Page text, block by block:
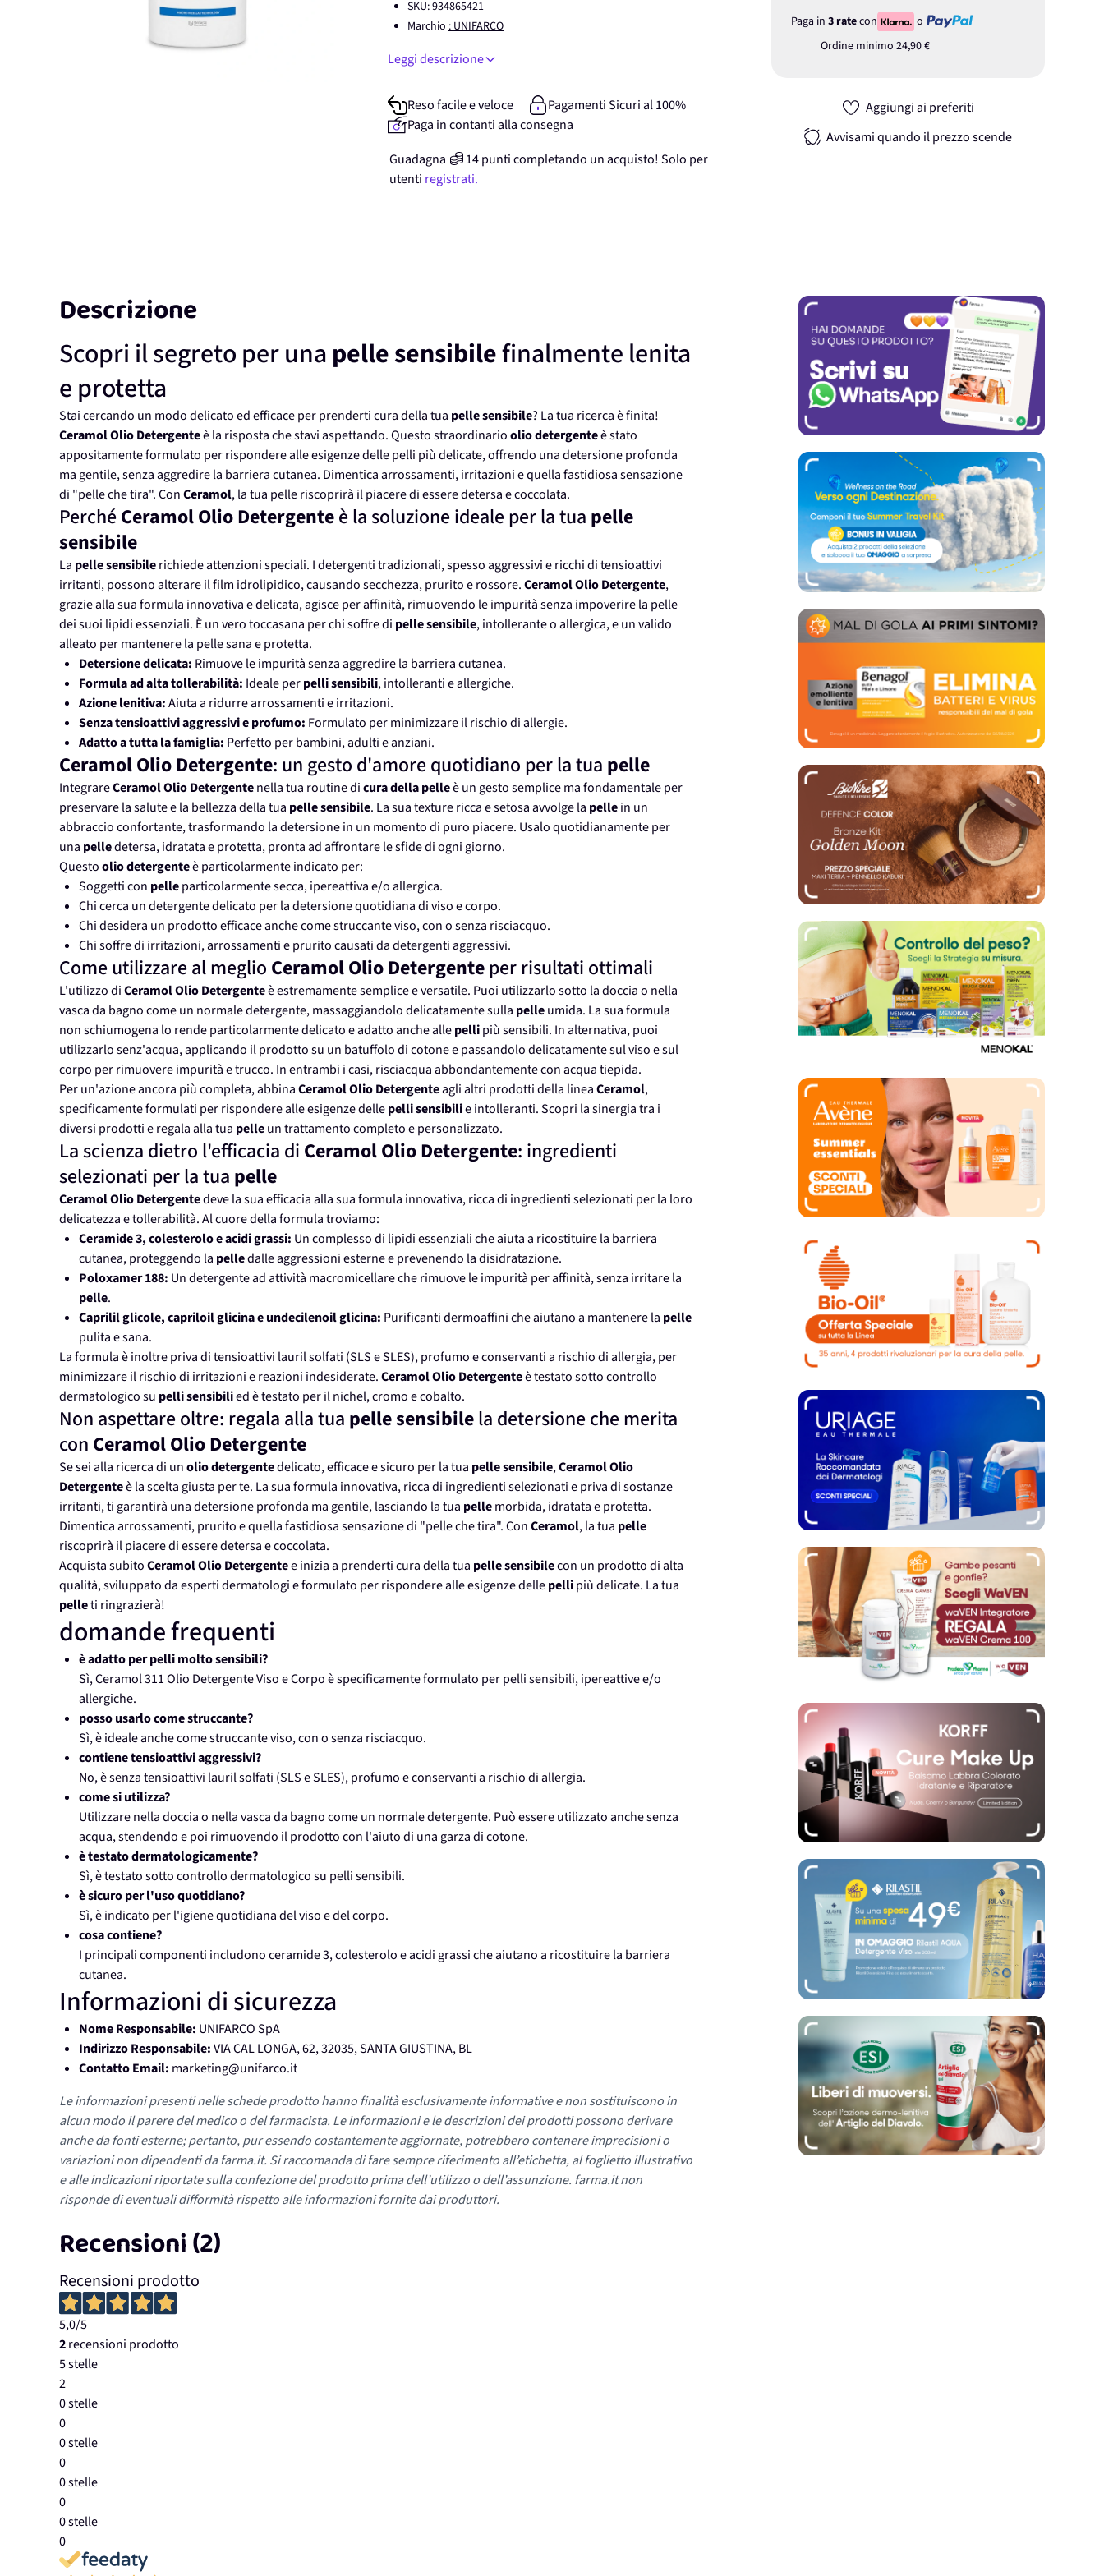
Paga in 3 ratecon
o
Ordine minimo 24,90 €
Aggiungi ai preferiti
Avvisami quando il prezzo scende
SKU:934865421
Marchio : UNIFARCO
Leggi descrizione
Reso facile e veloce
Pagamenti Sicuri al 100%
Paga in contanti alla consegna
Guadagna
14punticompletando un acquisto! Solo per
utenti registrati.
Descrizione
Scopri il segreto per unapelle sensibilefinalmente lenita
e protetta
Stai cercando un modo delicato ed efficace per prenderti cura della tua pelle sensibile? La tua ricerca è finita!
Ceramol Olio Detergenteè la risposta che stavi aspettando. Questo straordinarioolio detergenteè stato
appositamente formulato per rispondere alle esigenze delle pelli più delicate, offrendo una detersione profonda
ma gentile, senza aggredire la barriera cutanea. Dimentica arrossamenti, irritazioni e quella fastidiosa sensazione
di "pelle che tira". ConCeramol, la tua pelle riscoprirà il piacere di essere detersa e coccolata.
PerchéCeramol Olio Detergenteè la soluzione ideale per la tua pelle
sensibile
La pelle sensibilerichiede attenzioni speciali. I detergenti tradizionali, spesso aggressivi e ricchi di tensioattivi
irritanti, possono alterare il film idrolipidico, causando secchezza, prurito e rossore.Ceramol Olio Detergente,
grazie alla sua formula innovativa e delicata, agisce per affinità, rimuovendo le impurità senza impoverire la pelle
dei suoi lipidi essenziali. È un vero toccasana per chi soffre di pelle sensibile, intollerante o allergica, e un valido
alleato per mantenere la pelle sana e protetta.
Detersione delicata: Rimuove le impurità senza aggredire la barriera cutanea.
Formula ad alta tollerabilità: Ideale perpelli sensibili, intolleranti e allergiche.
Azione lenitiva:Aiuta a ridurre arrossamenti e irritazioni.
Senza tensioattivi aggressivi e profumo: Formulato per minimizzare il rischio di allergie.
Adatto a tutta la famiglia: Perfetto per bambini, adulti e anziani.
Ceramol Olio Detergente: un gesto d'amore quotidiano per la tua pelle
IntegrareCeramol Olio Detergentenella tua routine dicura della pelleè un gesto semplice ma fondamentale per
preservare la salute e la bellezza della tua pelle sensibile. La sua texture ricca e setosa avvolge la pellein un
abbraccio confortante, trasformando la detersione in un momento di puro piacere. Usalo quotidianamente per
una pelledetersa, idratata e protetta, pronta ad affrontare le sfide di ogni giorno.
Questoolio detergenteè particolarmente indicato per:
Soggetti con pelleparticolarmente secca, ipereattiva e/o allergica.
Chi cerca un detergente delicato per la detersione quotidiana di viso e corpo.
Chi desidera un prodotto efficace anche come struccante viso, con o senza risciacquo.
Chi soffre di irritazioni, arrossamenti e prurito causati da detergenti aggressivi.
Come utilizzare al meglio Ceramol Olio Detergenteper risultati ottimali
L'utilizzo diCeramol Olio Detergenteè estremamente semplice e versatile. Puoi utilizzarlo sotto la doccia o nella
vasca da bagno come un normale detergente, massaggiandolo delicatamente sulla pelleumida. La sua formula
non schiumogena lo rende particolarmente delicato e adatto anche allepellipiù sensibili. In alternativa, puoi
utilizzarlo senz'acqua, applicando il prodotto su un batuffolo di cotone e passandolo delicatamente sul viso e sul
corpo per rimuovere impurità e trucco. In entrambi i casi, risciacqua abbondantemente con acqua tiepida.
Per un'azione ancora più completa, abbinaCeramol Olio Detergenteagli altri prodotti della lineaCeramol,
specificamente formulati per rispondere alle esigenze dellepelli sensibilie intolleranti. Scopri la sinergia tra i
diversi prodotti e regala alla tua pelleun trattamento completo e personalizzato.
La scienza dietro l'efficacia di Ceramol Olio Detergente: ingredienti
selezionati per la tua pelle
Ceramol Olio Detergentedeve la sua efficacia alla sua formula innovativa, ricca di ingredienti selezionati per la loro
delicatezza e tollerabilità. Al cuore della formula troviamo:
Ceramide 3, colesterolo e acidi grassi: Un complesso di lipidi essenziali che aiuta a ricostituire la barriera
cutanea, proteggendo la pelledalle aggressioni esterne e prevenendo la disidratazione.
Poloxamer 188: Un detergente ad attività macromicellare che rimuove le impurità per affinità, senza irritare la
pelle.
Caprilil glicole, capriloil glicina e undecilenoil glicina: Purificanti dermoaffini che aiutano a mantenere la pelle
pulita e sana.
La formula è inoltre priva di tensioattivi lauril solfati (SLS e SLES), profumo e conservanti a rischio di allergia, per
minimizzare il rischio di irritazioni e reazioni indesiderate.Ceramol Olio Detergenteè testato sotto controllo
dermatologico su pelli sensibilied è testato per il nichel, cromo e cobalto.
Non aspettare oltre: regala alla tua pelle sensibilela detersione che merita
con Ceramol Olio Detergente
Se sei alla ricerca di unolio detergentedelicato, efficace e sicuro per la tua pelle sensibile,Ceramol Olio
Detergenteè la scelta giusta per te. La sua formula innovativa, ricca di ingredienti selezionati e priva di sostanze
irritanti, ti garantirà una detersione profonda ma gentile, lasciando la tua pellemorbida, idratata e protetta.
Dimentica arrossamenti, prurito e quella fastidiosa sensazione di "pelle che tira". ConCeramol, la tua pelle
riscoprirà il piacere di essere detersa e coccolata.
Acquista subitoCeramol Olio Detergentee inizia a prenderti cura della tua pelle sensibilecon un prodotto di alta
qualità, sviluppato da esperti dermatologi e formulato per rispondere alle esigenze dellepellipiù delicate. La tua
pelleti ringrazierà!
domande frequenti
è adatto per pelli molto sensibili?
Sì, Ceramol 311 Olio Detergente Viso e Corpo è specificamente formulato per pelli sensibili, ipereattive e/o
allergiche.
posso usarlo come struccante?
Sì, è ideale anche come struccante viso, con o senza risciacquo.
contiene tensioattivi aggressivi?
No, è senza tensioattivi lauril solfati (SLS e SLES), profumo e conservanti a rischio di allergia.
come si utilizza?
Utilizzare nella doccia o nella vasca da bagno come un normale detergente. Può essere utilizzato anche senza
acqua, stendendo e poi rimuovendo il prodotto con l'aiuto di una garza di cotone.
è testato dermatologicamente?
Sì, è testato sotto controllo dermatologico su pelli sensibili.
è sicuro per l'uso quotidiano?
Sì, è indicato per l'igiene quotidiana del viso e del corpo.
cosa contiene?
I principali componenti includono ceramide 3, colesterolo e acidi grassi che aiutano a ricostituire la barriera
cutanea.
Informazioni di sicurezza
Nome Responsabile: UNIFARCO SpA
Indirizzo Responsabile:VIA CAL LONGA, 62, 32035, SANTA GIUSTINA, BL
Contatto Email: marketing@unifarco.it
Le informazioni presenti nelle schede prodotto hanno finalità esclusivamente informative e non sostituiscono in
alcun modo il parere del medico o del farmacista. Le informazioni e le descrizioni dei prodotti possono derivare
anche da fonti esterne; pertanto, pur essendo costantemente aggiornate, potrebbero contenere imprecisioni o
variazioni non dipendenti da farma.it. Si raccomanda di fare sempre riferimento all’etichetta, al foglietto illustrativo
e alle indicazioni riportate sulla confezione del prodotto prima dell’utilizzo o dell’assunzione. farma.it non
risponde di eventuali difformità rispetto alle informazioni fornite dai produttori.
Recensioni (2)
Recensioni prodotto
5,0/5
2recensioni prodotto
5 stelle
2
0 stelle
0
0 stelle
0
0 stelle
0
0 stelle
0